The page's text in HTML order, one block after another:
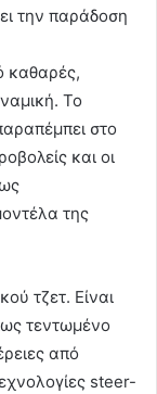
την παράδοση
καθαρές,
Το
στο
και οι
της
τζετ. Είναι
τεντωμένο
από
steer-